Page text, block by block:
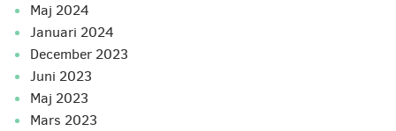
maj 2024
januari 2024
december 2023
juni 2023
maj 2023
mars 2023